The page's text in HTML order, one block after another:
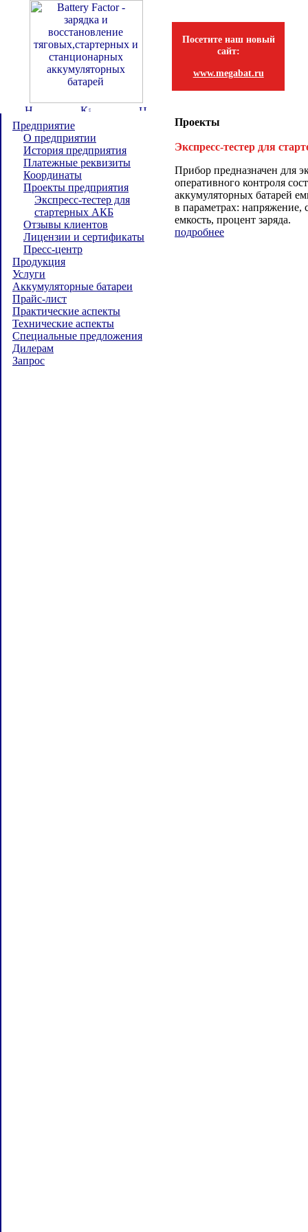
Посетите наш новый
сайт:
www.megabat.ru
Предприятие
О предприятии
История предприятия
Платежные реквизиты
Координаты
Проекты предприятия
Экспресс-тестер для
стартерных АКБ
Отзывы клиентов
Лицензии и сертификаты
Пресс-центр
Продукция
Услуги
Аккумуляторные батареи
Прайс-лист
Практические аспекты
Технические аспекты
Специальные предложения
Дилерам
Запрос
Проекты
Экспресс-тестер для
Прибор предназначен для
оперативного контроля
аккумуляторных батарей
в параметрах: напряжение,
емкость, процент заряда.
подробнее